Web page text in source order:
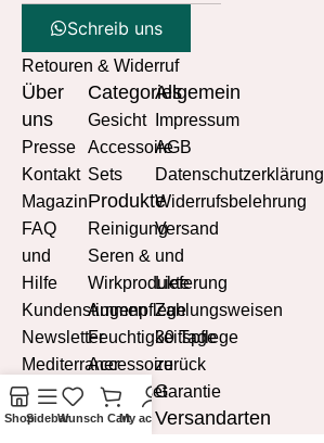
Schreib uns
Retouren & Widerruf
Über
uns
Presse
Kontakt
Magazin
FAQ
und
Hilfe
Kundenstimmen
Newsletter
Mediterraner
Lebensstil
Mediterrane
Categories
Gesicht
Accessoire
Sets
Produkte
Reinigung
Seren &
Wirkprodukte
Augenpflege
Feuchtigkeitspflege
Accessoire
Probierset
Allgemein
Impressum
AGB
Datenschutzerklärung
Widerrufsbelehrung
Versand
und
Lieferung
Zahlungsweisen
30 Tage
zurück
Garantie
Versandarten
ShopSidebarWunsch CartMy account